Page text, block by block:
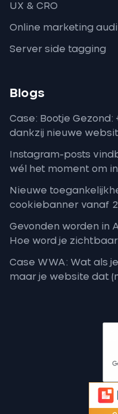
UX & CRO
Online marketing
Server side tagging
Blogs
Case: Bootje
dankzij nieuwe
Instagram-posts
wél het moment om
Nieuwe
cookiebanner vanaf
Gevonden worden in
Hoe word je zichtbaar
Case WWA: Wat als
maar je website dat